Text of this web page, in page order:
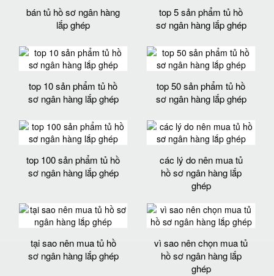
bán tủ hồ sơ ngân hàng
lắp ghép
top 5 sản phẩm tủ hồ
sơ ngân hàng lắp ghép
top 10 sản phẩm tủ hồ
sơ ngân hàng lắp ghép
top 50 sản phẩm tủ hồ
sơ ngân hàng lắp ghép
top 100 sản phẩm tủ hồ
sơ ngân hàng lắp ghép
các lý do nên mua tủ
hồ sơ ngân hàng lắp
ghép
tại sao nên mua tủ hồ
sơ ngân hàng lắp ghép
vì sao nên chọn mua tủ
hồ sơ ngân hàng lắp
ghép